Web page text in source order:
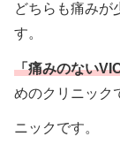
どちらも痛みが
す。
「痛みのない
めのクリニック
ニックです。